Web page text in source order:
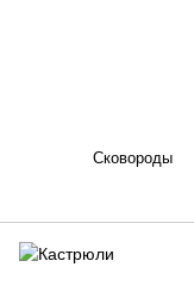
Сковороды